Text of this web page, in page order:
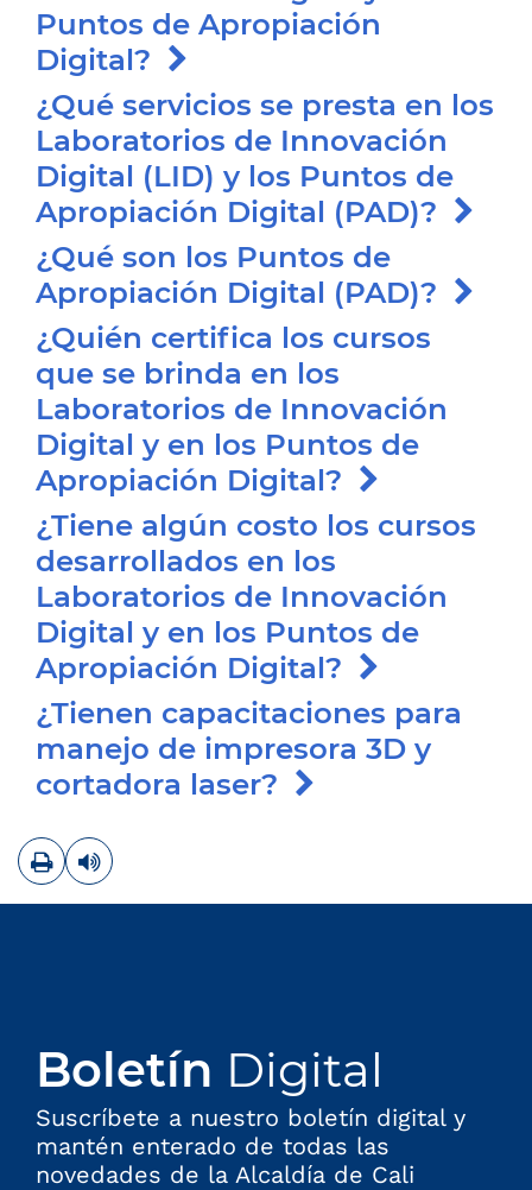
Puntos de Apropiación
Digital?
¿Qué servicios se presta en los
Laboratorios de Innovación
Digital (LID) y los Puntos de
Apropiación Digital (PAD)?
¿Qué son los Puntos de
Apropiación Digital (PAD)?
¿Quién certifica los cursos
que se brinda en los
Laboratorios de Innovación
Digital y en los Puntos de
Apropiación Digital?
¿Tiene algún costo los cursos
desarrollados en los
Laboratorios de Innovación
Digital y en los Puntos de
Apropiación Digital?
¿Tienen capacitaciones para
manejo de impresora 3D y
cortadora laser?
ImprimirLeer contenido
Boletín Digital
Suscríbete a nuestro boletín digital y
mantén enterado de todas las
novedades de la Alcaldía de Cali